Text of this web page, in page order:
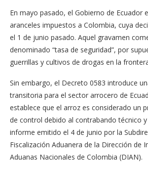
En mayo pasado, el Gobierno de Ecuador
aranceles impuestos a Colombia, cuya
el 1 de junio pasado. Aquel gravamen
denominado “tasa de seguridad”, por
guerrillas y cultivos de drogas en la
Sin embargo, el Decreto 0583 introduce
transitoria para el sector arrocero de
establece que el arroz es considerado un
de control debido al contrabando técnico
informe emitido el 4 de junio por la
Fiscalización Aduanera de la Dirección de
Aduanas Nacionales de Colombia (DIAN).